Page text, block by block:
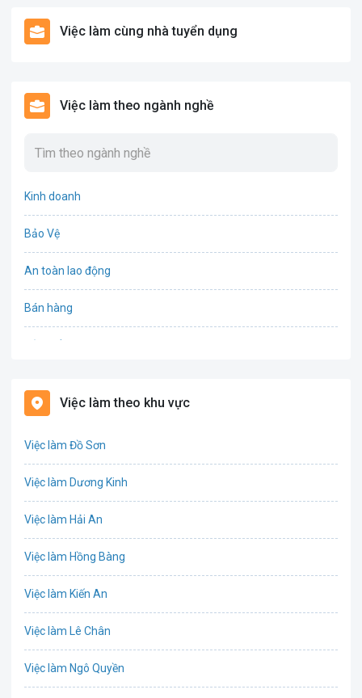
Việc làm cùng nhà tuyển dụng
Việc làm theo ngành nghề
Kinh doanh
Bảo Vệ
An toàn lao động
Bán hàng
Biên phiên dịch
Việc làm theo khu vực
Việc làm Đồ Sơn
Việc làm Dương Kinh
Việc làm Hải An
Việc làm Hồng Bàng
Việc làm Kiến An
Việc làm Lê Chân
Việc làm Ngô Quyền